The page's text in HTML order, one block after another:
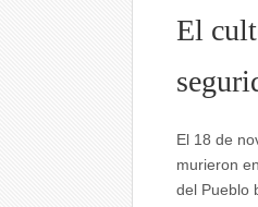
El
El 18 de
murieron
del Pueblo